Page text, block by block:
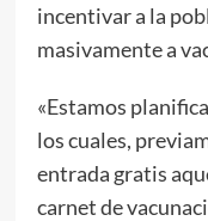
incentivar a la
masivamente a
«Estamos
los cuales,
entrada gratis
carnet de